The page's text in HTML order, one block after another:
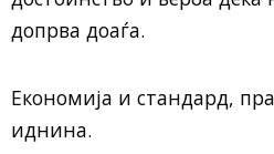
допрва доаѓа.
Економија и стандард,
иднина.